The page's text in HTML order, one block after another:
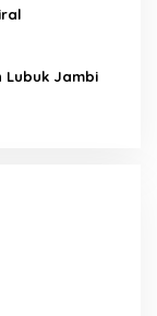
Lubuk Jambi